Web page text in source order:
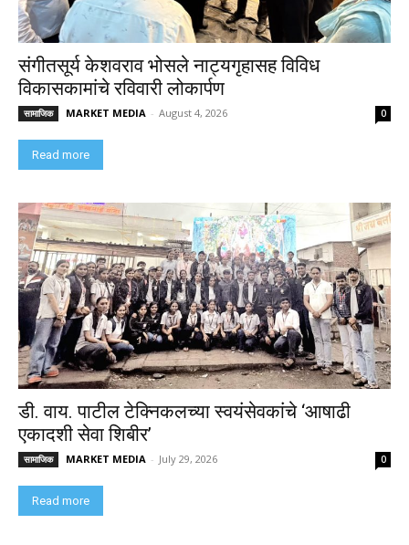
संगीतसूर्य केशवराव भोसले नाट्यगृहासह विविध
विकासकामांचे रविवारी लोकार्पण
सामाजिक MARKET MEDIA - August 4, 2026 0
Read more
डी. वाय. पाटील टेक्निकलच्या स्वयंसेवकांचे ‘आषाढी
एकादशी सेवा शिबीर’
सामाजिक MARKET MEDIA - July 29, 2026 0
Read more